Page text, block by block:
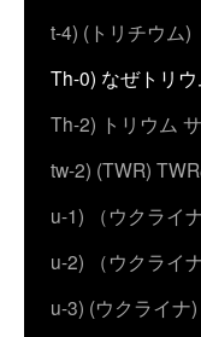
t-4) (トリチウム)
Th-0) なぜトリ
Th-2) トリウム
tw-2) (TWR)
u-1) （ウクライ
u-2) （ウクライ
u-3) (ウクライナ